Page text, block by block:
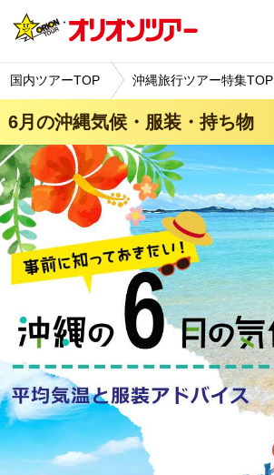
国内ツアーTOP 沖縄旅行ツアー特集TOP
6月の沖縄気候・服装・持ち物